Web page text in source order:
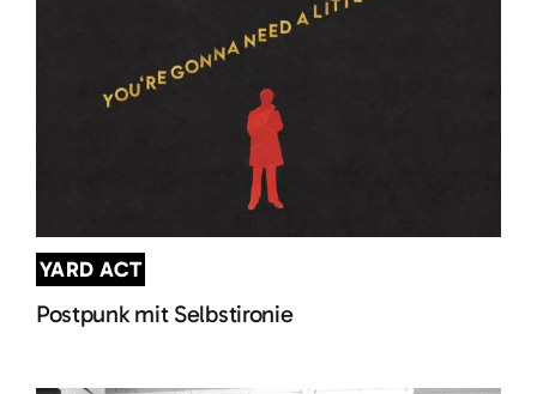
YARD ACT
Postpunk mit Selbstironie